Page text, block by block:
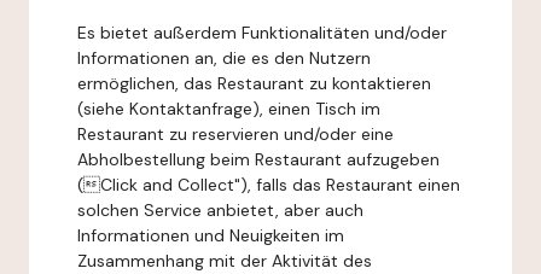
Es bietet außerdem Funktionalitäten und/oder
Informationen an, die es den Nutzern
ermöglichen, das Restaurant zu kontaktieren
(siehe Kontaktanfrage), einen Tisch im
Restaurant zu reservieren und/oder eine
Abholbestellung beim Restaurant aufzugeben
(Click and Collect"), falls das Restaurant einen
solchen Service anbietet, aber auch
Informationen und Neuigkeiten im
Zusammenhang mit der Aktivität des